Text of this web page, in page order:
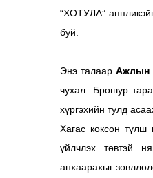
“ХОТУЛА”
буй.
Энэ талаар Ажлын
чухал. Брошур
хүргэхийн тулд
Хагас коксон
үйлчлэх төвтэй
анхаарахыг